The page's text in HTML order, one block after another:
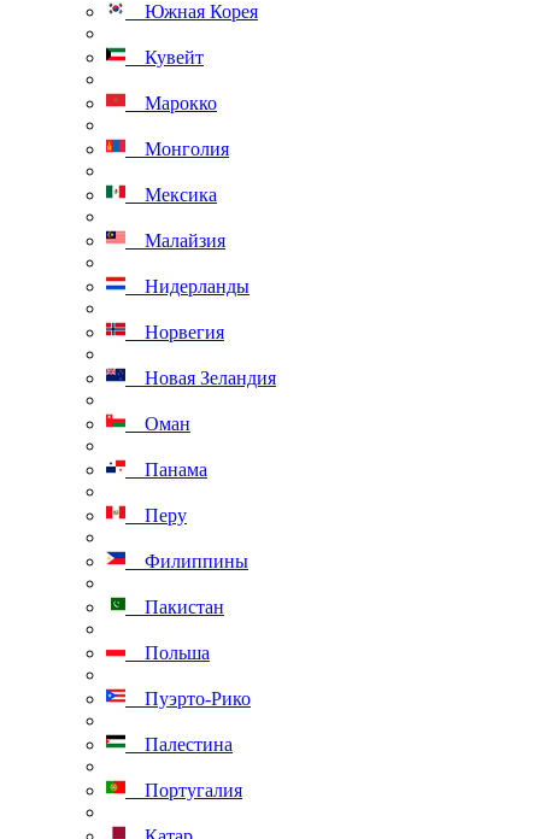
Южная Корея
Кувейт
Марокко
Монголия
Мексика
Малайзия
Нидерланды
Норвегия
Новая Зеландия
Оман
Панама
Перу
Филиппины
Пакистан
Польша
Пуэрто-Рико
Палестина
Португалия